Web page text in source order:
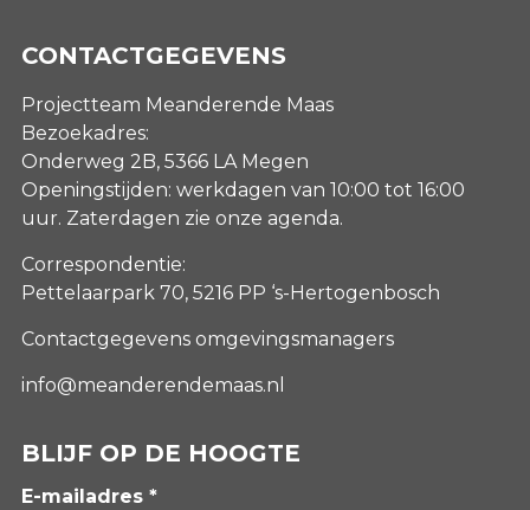
CONTACTGEGEVENS
Projectteam Meanderende Maas
Bezoekadres:
Onderweg 2B, 5366 LA Megen
Openingstijden: werkdagen van 10:00 tot 16:00
uur. Zaterdagen zie onze agenda.
Correspondentie:
Pettelaarpark 70, 5216 PP ‘s-Hertogenbosch
Contactgegevens omgevingsmanagers
info@meanderendemaas.nl
BLIJF OP DE HOOGTE
E-mailadres *